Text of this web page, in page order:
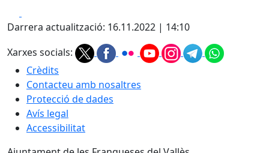
Darrera actualització: 16.11.2022 | 14:10
Xarxes socials:
Crèdits
Contacteu amb nosaltres
Protecció de dades
Avís legal
Accessibilitat